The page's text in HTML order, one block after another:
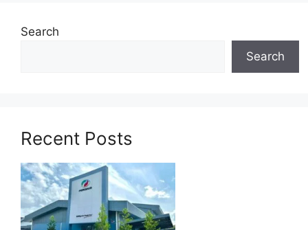
Search
Search
Recent Posts